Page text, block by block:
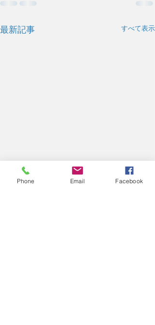
最新記事 すべて表示
Phone Email Facebook